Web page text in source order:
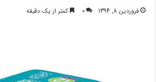
فروردین 8, 1394 0 کمتر از یک دقیقه